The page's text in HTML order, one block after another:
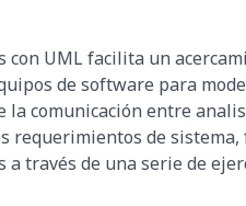
con UML facilita un
de software para
la comunicación entre
requerimientos de
a través de una serie de